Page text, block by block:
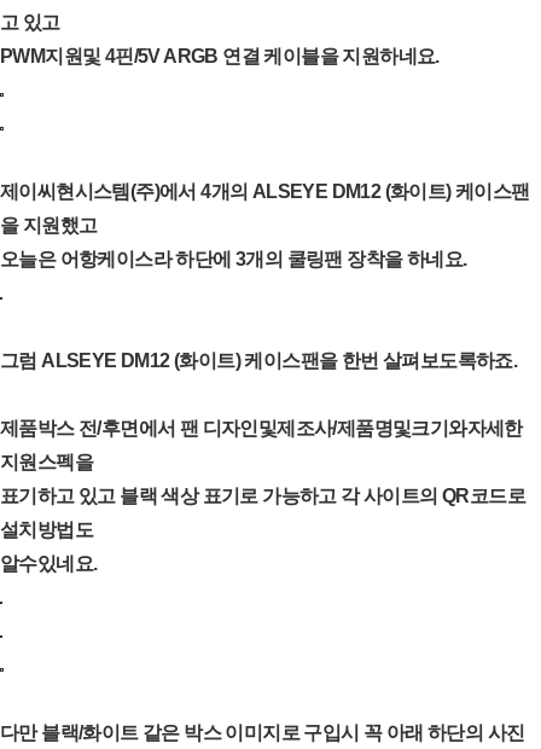
고 있고
PWM지원및 4핀/5V ARGB 연결 케이블을 지원하네요.
제이씨현시스템(주)에서 4개의 ALSEYE DM12 (화이트) 케이스팬
을 지원했고
오늘은 어항케이스라 하단에 3개의 쿨링팬 장착을 하네요.
그럼 ALSEYE DM12 (화이트) 케이스팬을 한번 살펴보도록하죠.
제품박스 전/후면에서 팬 디자인및제조사/제품명및크기와자세한
지원스펙을
표기하고 있고 블랙 색상 표기로 가능하고 각 사이트의 QR코드로
설치방법도
알수있네요.
다만 블랙/화이트 같은 박스 이미지로 구입시 꼭 아래 하단의 사진